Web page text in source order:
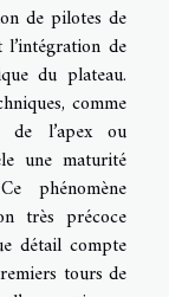
de pilotes de
de
du plateau.
comme
de l’apex ou
une maturité
phénomène
très précoce
détail compte
tours de